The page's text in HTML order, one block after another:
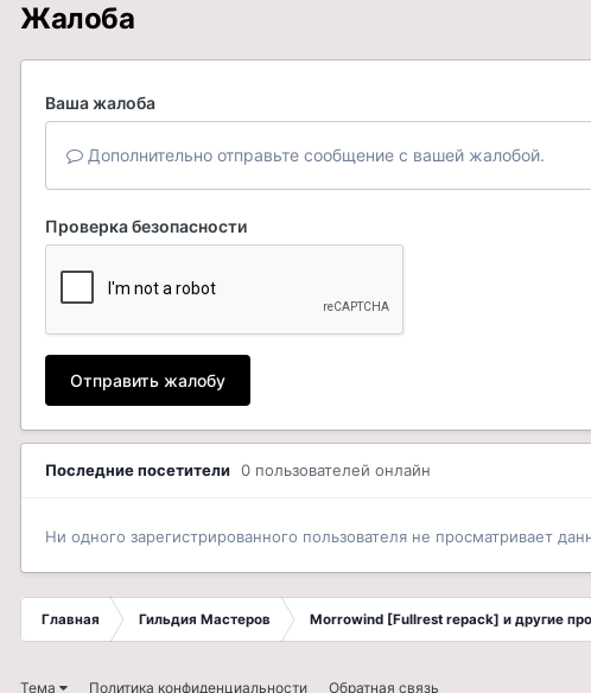
Жалоба
Ваша жалоба
Дополнительно отправьте сообщение с вашей жалобой.
Проверка безопасности
Отправить жалобу
Последние посетители 0 пользователей онлайн
Ни одного зарегистрированного пользователя не просматривает
Главная Гильдия Мастеров Morrowind [Fullrest repack] и другие
Тема Политика конфиденциальности Обратная связь